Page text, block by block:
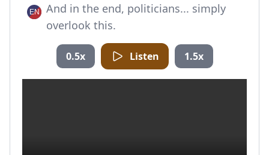
And in the end, politicians... simply
overlook this.
0.5x Listen 1.5x